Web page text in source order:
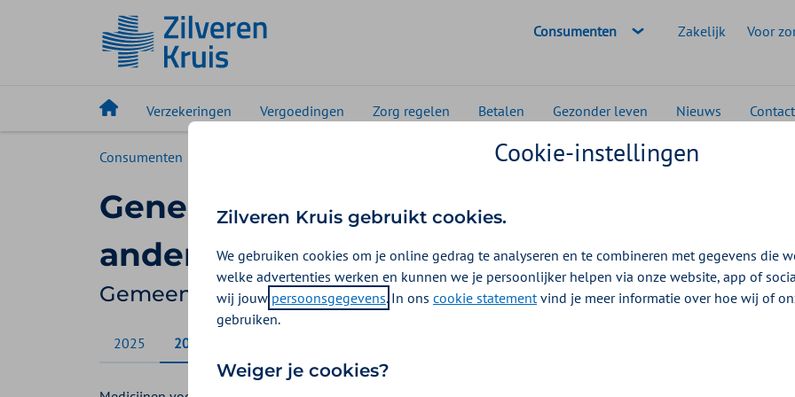
Geselecteerde doelgroep:
Consumenten Zakelijk Voor
Verzekeringen Vergoedingen Zorg regelen Betalen Gezonder leven Nieuws Contact
Consumenten Geneesmiddelen voor ADHD en andere
Geneesmiddelen voor ADHD en
andere aandoeningen
Gemeente Amsterdam vergoedingen 2026
2025 2026
Cookie-instellingen
Zilveren Kruis gebruikt cookies.
We gebruiken cookies om je online gedrag te analyseren en te combineren met gegevens die
welke advertenties werken en kunnen we je persoonlijker helpen via onze website, app of
wij jouw persoonsgegevens. In ons cookie statementvind je meer informatie over hoe wij of
gebruiken.
Weiger je cookies?